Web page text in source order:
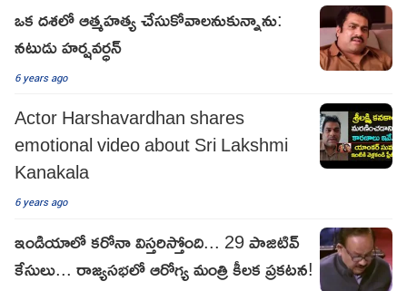
ఒక దశలో ఆత్మహత్య చేసుకోవాలనుకున్నాను:
నటుడు హర్షవర్ధన్
6 years ago
Actor Harshavardhan shares
emotional video about Sri Lakshmi
Kanakala
6 years ago
ఇండియాలో కరోనా విస్తరిస్తోంది... 29 పాజిటివ్
కేసులు... రాజ్యసభలో ఆరోగ్య మంత్రి కీలక ప్రకటన!